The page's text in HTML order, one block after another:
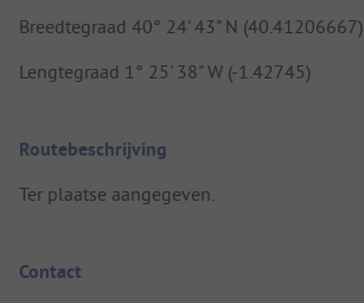
Breedtegraad 40° 24' 43" N (40.41206667)
Lengtegraad 1° 25' 38" W (-1.42745)
Routebeschrijving
Ter plaatse aangegeven.
Contact